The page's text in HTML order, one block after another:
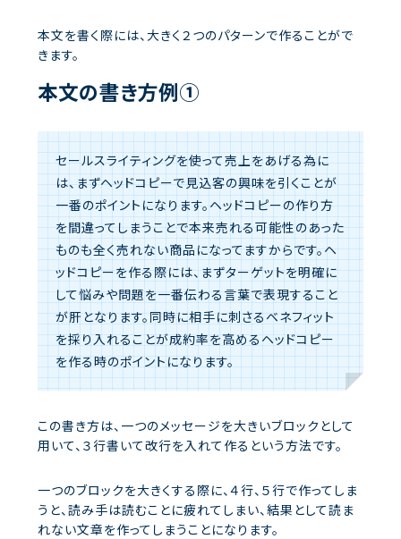
本文を書く際には、大きく２つのパターンで作ることがで
きます。
本文の書き方例①
セールスライティングを使って売上をあげる為に
は、まずヘッドコピーで見込客の興味を引くことが
一番のポイントになります。ヘッドコピーの作り方
を間違ってしまうことで本来売れる可能性のあった
ものも全く売れない商品になってますからです。ヘ
ッドコピーを作る際には、まずターゲットを明確に
して悩みや問題を一番伝わる言葉で表現すること
が肝となります。同時に相手に刺さるベネフィット
を採り入れることが成約率を高めるヘッドコピー
を作る時のポイントになります。
この書き方は、一つのメッセージを大きいブロックとして
用いて、３行書いて改行を入れて作るという方法です。
一つのブロックを大きくする際に、４行、５行で作ってしま
うと、読み手は読むことに疲れてしまい、結果として読ま
れない文章を作ってしまうことになります。